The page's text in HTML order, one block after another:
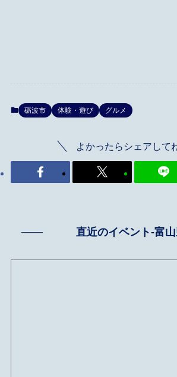
砺波市 体験・遊び グルメ
よかったらシェアして
直近のイベント-富